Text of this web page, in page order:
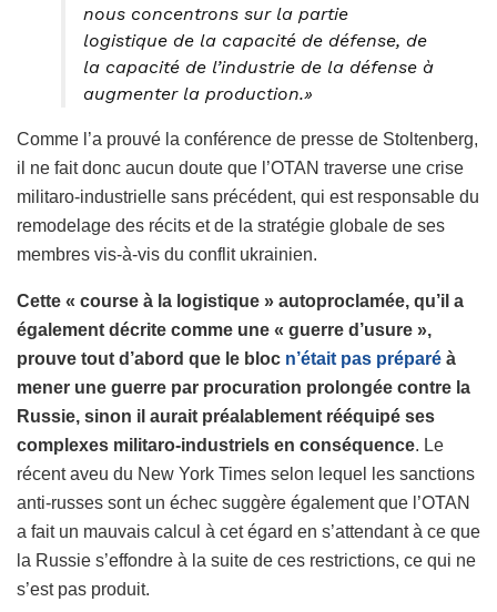
nous concentrons sur la partie
logistique de la capacité de défense, de
la capacité de l’industrie de la défense à
augmenter la production.»
Comme l’a prouvé la conférence de presse de Stoltenberg,
il ne fait donc aucun doute que l’OTAN traverse une crise
militaro-industrielle sans précédent, qui est responsable du
remodelage des récits et de la stratégie globale de ses
membres vis-à-vis du conflit ukrainien.
Cette « course à la logistique » autoproclamée, qu’il a
également décrite comme une « guerre d’usure »,
prouve tout d’abord que le bloc n’était pas préparé à
mener une guerre par procuration prolongée contre la
Russie, sinon il aurait préalablement rééquipé ses
complexes militaro-industriels en conséquence. Le
récent aveu du New York Times selon lequel les sanctions
anti-russes sont un échec suggère également que l’OTAN
a fait un mauvais calcul à cet égard en s’attendant à ce que
la Russie s’effondre à la suite de ces restrictions, ce qui ne
s’est pas produit.